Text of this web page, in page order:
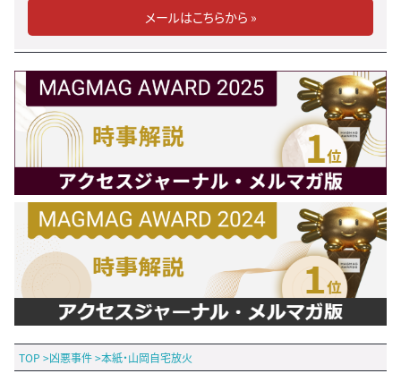
メールはこちらから »
TOP >凶悪事件>本紙・山岡自宅放火